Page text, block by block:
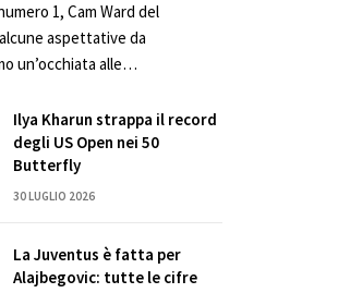
1, Cam Ward del
aspettative da
un’occhiata alle…
Ilya Kharun strappa il record
degli US Open nei 50
Butterfly
30 LUGLIO 2026
La Juventus è fatta per
Alajbegovic: tutte le cifre